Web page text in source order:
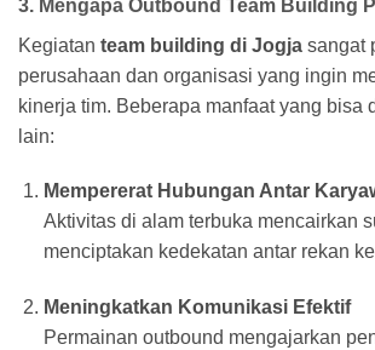
3. Mengapa Outbound Team Building
Kegiatan team building di Jogja sangat
perusahaan dan organisasi yang ingin
kinerja tim. Beberapa manfaat yang bisa
lain:
Mempererat Hubungan Antar
Aktivitas di alam terbuka mencairkan
menciptakan kedekatan antar rekan
Meningkatkan Komunikasi Efektif
Permainan outbound mengajarkan